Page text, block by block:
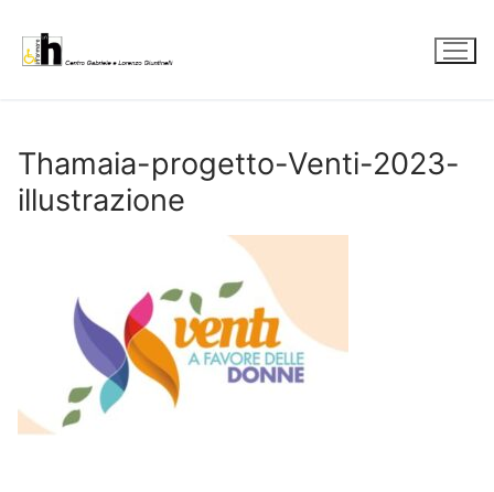
contenuto
Thamaia-progetto-Venti-2023-
illustrazione